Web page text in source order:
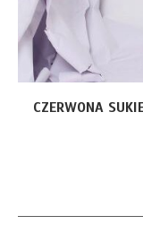
CZERWONA